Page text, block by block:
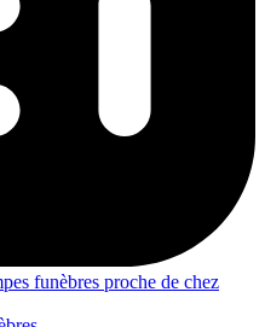
funèbres proche de chez